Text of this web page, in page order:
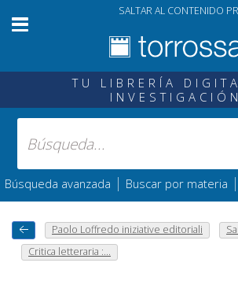
SALTAR AL CONTENIDO
TU LIBRERÍA
INVESTIGACIÓN
Búsqueda avanzada | Buscar por materia |
Paolo Loffredo iniziative editoriali
Critica letteraria :...